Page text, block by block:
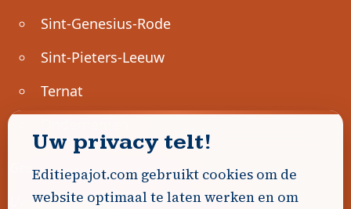
Sint-Genesius-Rode
Sint-Pieters-Leeuw
Ternat
Geen advertenties gevonden.
Uw advertentie hier? Contacteer ons!
Uw privacy telt!
Editiepajot.com gebruikt cookies om de
website optimaal te laten werken en om